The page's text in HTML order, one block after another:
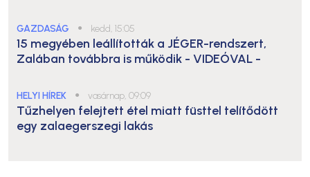
GAZDASÁG ● kedd, 15:05
15 megyében leállították a JÉGER-rendszert,
Zalában továbbra is működik - VIDEÓVAL -
HELYI HÍREK ● vasárnap, 09:09
Tűzhelyen felejtett étel miatt füsttel telítődött
egy zalaegerszegi lakás